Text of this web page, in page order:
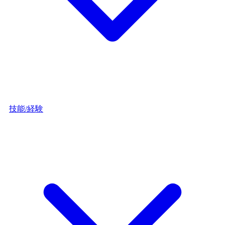
技能/経験